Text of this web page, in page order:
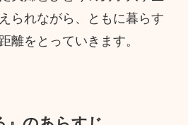
られながら、ともに暮らす
離をとっていきます。